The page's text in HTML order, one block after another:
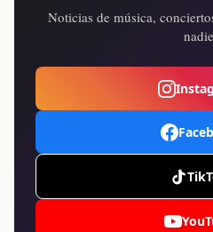
Noticias de música,
nadie